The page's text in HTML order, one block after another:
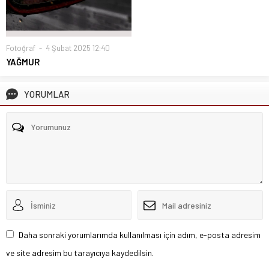
Fotoğraf 4 Şubat 2025 12:40
YAĞMUR
YORUMLAR
Daha sonraki yorumlarımda kullanılması için adım, e-posta adresim
ve site adresim bu tarayıcıya kaydedilsin.